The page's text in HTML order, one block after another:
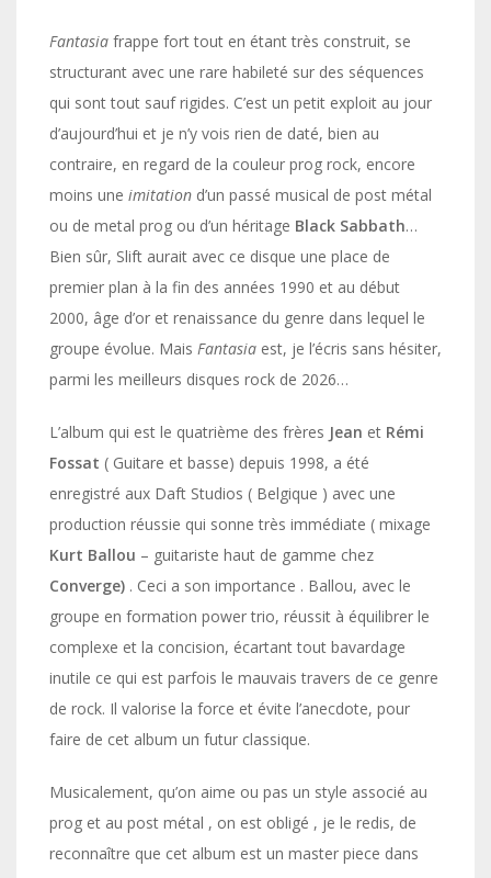
Fantasia frappe fort tout en étant très construit, se
structurant avec une rare habileté sur des séquences
qui sont tout sauf rigides. C’est un petit exploit au jour
d’aujourd’hui et je n’y vois rien de daté, bien au
contraire, en regard de la couleur prog rock, encore
moins une imitation d’un passé musical de post métal
ou de metal prog ou d’un héritage Black Sabbath…
Bien sûr, Slift aurait avec ce disque une place de
premier plan à la fin des années 1990 et au début
2000, âge d’or et renaissance du genre dans lequel le
groupe évolue. Mais Fantasia est, je l’écris sans hésiter,
parmi les meilleurs disques rock de 2026…
L’album qui est le quatrième des frères Jean et Rémi
Fossat ( Guitare et basse) depuis 1998, a été
enregistré aux Daft Studios ( Belgique ) avec une
production réussie qui sonne très immédiate ( mixage
Kurt Ballou – guitariste haut de gamme chez
Converge) . Ceci a son importance . Ballou, avec le
groupe en formation power trio, réussit à équilibrer le
complexe et la concision, écartant tout bavardage
inutile ce qui est parfois le mauvais travers de ce genre
de rock. Il valorise la force et évite l’anecdote, pour
faire de cet album un futur classique.
Musicalement, qu’on aime ou pas un style associé au
prog et au post métal , on est obligé , je le redis, de
reconnaître que cet album est un master piece dans